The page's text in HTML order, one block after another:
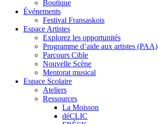
Boutique
Événements
Festival Fransaskois
Espace Artistes
Explorez les opportunités
Programme d’aide aux artistes (PAA)
Parcours Cible
Nouvelle Scène
Mentorat musical
Espace Scolaire
Ateliers
Ressources
La Moisson
déCLIC